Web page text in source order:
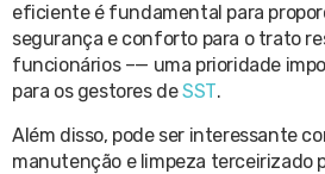
eficiente é fundamental para
segurança e conforto para o trato
funcionários –— uma prioridade
para os gestores deSST.
Além disso, pode ser interessante
manutenção e limpeza terceirizado